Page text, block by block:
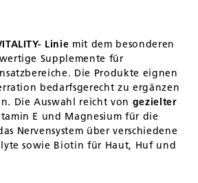
Linie mit dem besonderen
Supplemente für
Die Produkte eignen
bedarfsgerecht zu ergänzen
Die Auswahl reicht von gezielter
E und Magnesium für die
Nervensystem über verschiedene
sowie Biotin für Haut, Huf und